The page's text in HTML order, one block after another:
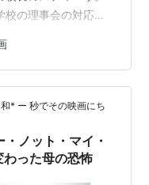
の理事会の対応、
楽しい映画ではな
れるようで、観てて
ていたら、自分から
、最後まで観るべき
かなか言うことを聞
ぎを…
* ー 秒でその映画にち
・ノット・マイ・
わった母の恐怖